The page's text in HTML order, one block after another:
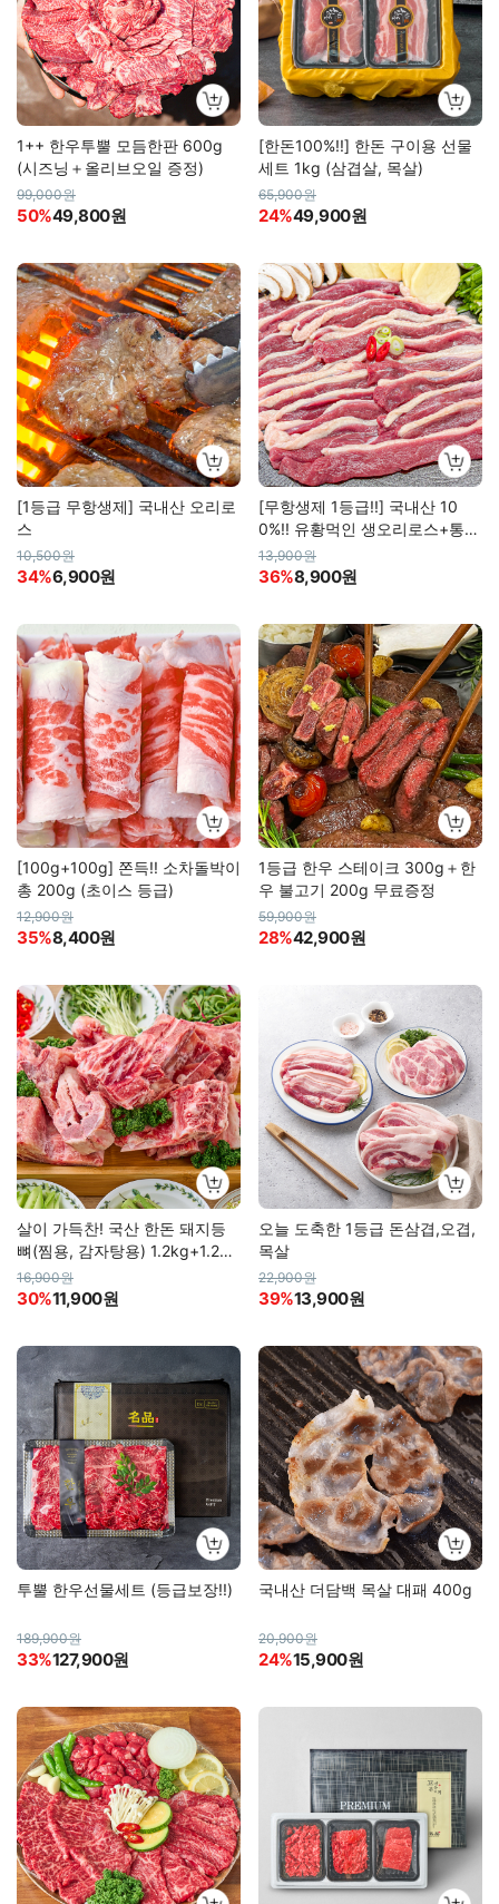
1++ 한우투뿔 모듬한판 600g
(시즈닝＋올리브오일 증정)
99,000원
50%49,800원
[한돈100%!!] 한돈 구이용 선물
세트 1kg (삼겹살, 목살)
65,900원
24%49,900원
[1등급 무항생제] 국내산 오리로
스
10,500원
34%6,900원
[무항생제 1등급!!] 국내산 10
0%!! 유황먹인 생오리로스+통오
리 (냉장육)
13,900원
36%8,900원
[100g+100g] 쫀득!! 소차돌박이
총 200g (초이스 등급)
12,900원
35%8,400원
1등급 한우 스테이크 300g＋한
우 불고기 200g 무료증정
59,900원
28%42,900원
살이 가득찬! 국산 한돈 돼지등
뼈(찜용, 감자탕용) 1.2kg+1.2kg
총 2.4kg
16,900원
30%11,900원
오늘 도축한 1등급 돈삼겹,오겹,
목살
22,900원
39%13,900원
투뿔 한우선물세트 (등급보장!!)
189,900원
33%127,900원
국내산 더담백 목살 대패 400g
20,900원
24%15,900원